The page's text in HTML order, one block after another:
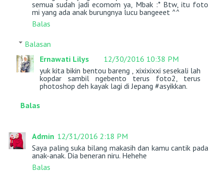
semua sudah jadi ecomom ya, Mbak :* Btw, itu foto
mi yang ada anak burungnya lucu bangeeet ^^
Balas
Balasan
Ernawati Lilys
12/30/2016 10:38 PM
yuk kita bikin bentou bareng , xixixixxi sesekali lah
kopdar sambil ngebento terus foto2, terus
photoshop deh kayak lagi di Jepang #asyikkan.
Balas
Admin 12/31/2016 2:18 PM
Saya paling suka bilang makasih dan kamu cantik pada
anak-anak. Dia beneran niru. Hehehe
Balas